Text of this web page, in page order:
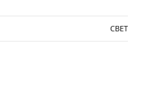
СВЕТ